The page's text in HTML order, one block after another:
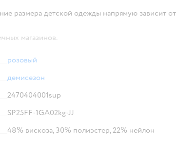
размера детской одежды напрямую зависит от
магазинов.
розовый
демисезон
2470404001sup
SP25FF-1GA02kg-JJ
48% вискоза, 30% полиэстер, 22% нейлон